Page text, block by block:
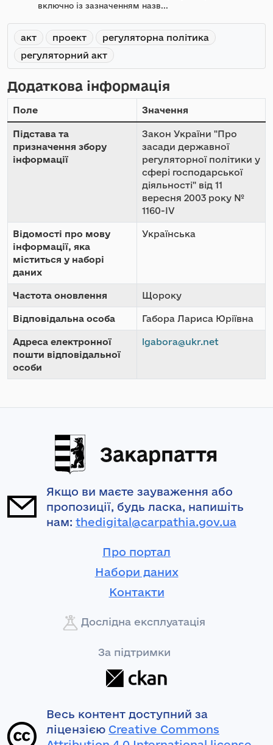
включно із зазначенням назв...
акт проект
регуляторна політика
регуляторний акт
Додаткова інформація
Поле Значення
Підстава та
призначення збору
інформації
Закон України "Про
засади державної
регуляторної політики у
сфері господарської
діяльності" від 11
вересня 2003 року №
1160-IV
Відомості про мову
інформації, яка
міститься у наборі
даних
Українська
Частота оновлення Щороку
Відповідальна особа Габора Лариса Юріївна
Адреса електронної
пошти відповідальної
особи
lgabora@ukr.net
Закарпаття
Якщо ви маєте зауваження або
пропозиції, будь ласка, напишіть
нам: thedigital@carpathia.gov.ua
Про портал
Набори даних
Контакти
Дослідна експлуатація
За підтримки
Весь контент доступний за
ліцензією Creative Commons